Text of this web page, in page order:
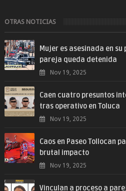
OTRAS NOTICIAS
Mujer es asesinada en
pareja queda detenida
Nov 19, 2025
Caen cuatro presuntos
tras operativo en Toluca
Nov 19, 2025
Caos en Paseo Tollocan
brutal impacto
Nov 19, 2025
Vinculan a proceso a